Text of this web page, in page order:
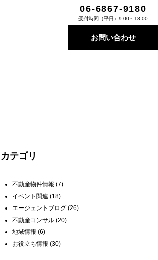
06-6867-9180
受付時間（平日）9:00～18:00
お問い合わせ
カテゴリ
不動産物件情報 (7)
イベント関連 (18)
エージェントブログ(26)
不動産コンサル(20)
地域情報 (6)
お役立ち情報 (30)